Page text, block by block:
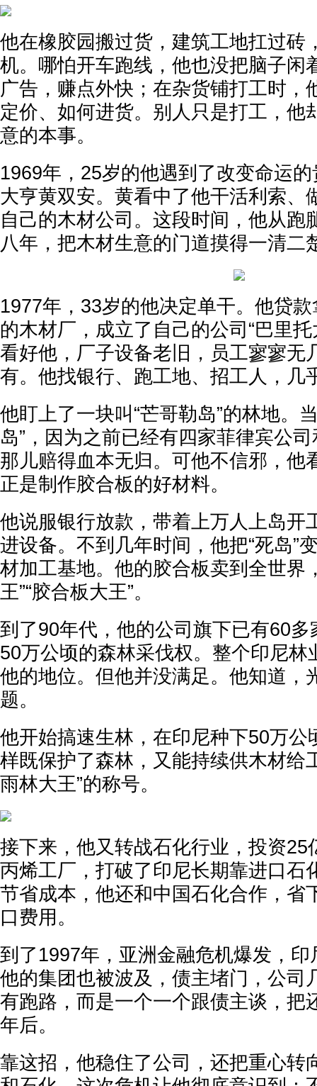
他在橡胶园搬过货，建筑工地扛过砖
机。哪怕开车跑线，他也没把脑子闲
广告，赚点外快；在杂货铺打工时，
定价、如何进货。别人只是打工，他
意的本事。
1969年，25岁的他遇到了改变命运
大亨黄双安。黄看中了他干活利索、
自己的木材公司。这段时间，他从跑
八年，把木材生意的门道摸得一清二
1977年，33岁的他决定单干。他贷
的木材厂，成立了自己的公司“巴里
看好他，厂子设备老旧，员工寥寥无
有。他找银行、跑工地、招工人，几
他盯上了一块叫“芒哥勒岛”的林地。
岛”，因为之前已经有四家菲律宾公
那儿赔得血本无归。可他不信邪，他
正是制作胶合板的好材料。
他说服银行放款，带着上万人上岛开
进设备。不到几年时间，他把“死岛”
材加工基地。他的胶合板卖到全世界
王”“胶合板大王”。
到了90年代，他的公司旗下已有60
50万公顷的森林采伐权。整个印尼林
他的地位。但他并没满足。他知道，
题。
他开始搞速生林，在印尼种下50万公
样既保护了森林，又能持续供木材给
雨林大王”的称号。
接下来，他又转战石化行业，投资25
丙烯工厂，打破了印尼长期靠进口石
节省成本，他还和中国石化合作，省
口费用。
到了1997年，亚洲金融危机爆发，
他的集团也被波及，债主堵门，公司
有跑路，而是一个一个跟债主谈，把
年后。
靠这招，他稳住了公司，还把重心转